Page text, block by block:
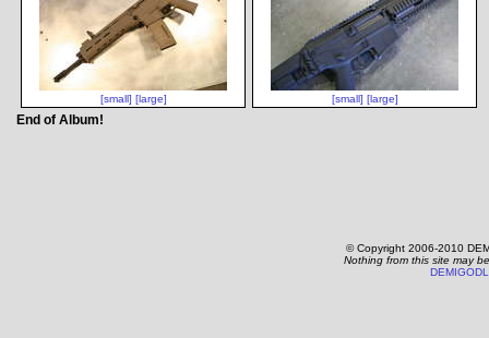
[small] [large] [small] [large]
End of Album!
© Copyright 2006-2010
Nothing from this site may